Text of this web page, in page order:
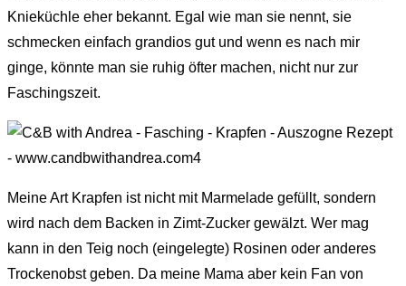
Knieküchle eher bekannt. Egal wie man sie nennt, sie
schmecken einfach grandios gut und wenn es nach mir
ginge, könnte man sie ruhig öfter machen, nicht nur zur
Faschingszeit.
Meine Art Krapfen ist nicht mit Marmelade gefüllt, sondern
wird nach dem Backen in Zimt-Zucker gewälzt. Wer mag
kann in den Teig noch (eingelegte) Rosinen oder anderes
Trockenobst geben. Da meine Mama aber kein Fan von